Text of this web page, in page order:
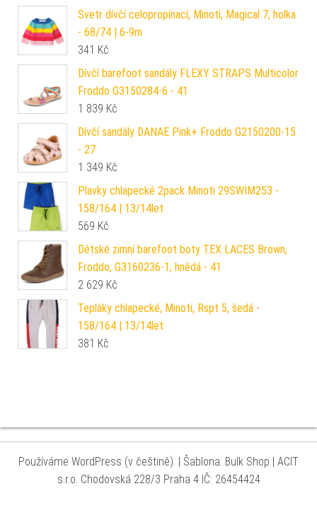
Svetr dívčí celopropínací, Minoti, Magical 7, holka
- 68/74 | 6-9m
341 Kč
Dívčí barefoot sandály FLEXY STRAPS Multicolor
Froddo G3150284-6 - 41
1 839 Kč
Dívčí sandály DANAE Pink+ Froddo G2150200-15
- 27
1 349 Kč
Plavky chlapecké 2pack Minoti 29SWIM253 -
158/164 | 13/14let
569 Kč
Dětské zimní barefoot boty TEX LACES Brown,
Froddo, G3160236-1, hnědá - 41
2 629 Kč
Tepláky chlapecké, Minoti, Rspt 5, šedá -
158/164 | 13/14let
381 Kč
Používáme WordPress (v češtině). | Šablona: Bulk Shop | ACIT
s.r.o. Chodovská 228/3 Praha 4 IČ: 26454424